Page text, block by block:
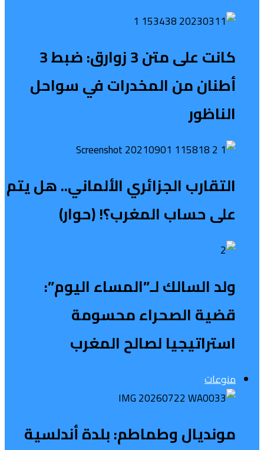
كانت على متن 3 زوارق: ضبط 3
أطنان من المخدرات في سواحل
الناظور
التقارب الجزائري الألماني.. هل يتم
على حساب المغرب؟! (حوار)
ولد السالك لـ”المساء اليوم”:
قضية الصحراء محسومة
استراتيجيا لصالح المغرب
منوعات
مونديال وطماطم: بلدة أندلسية